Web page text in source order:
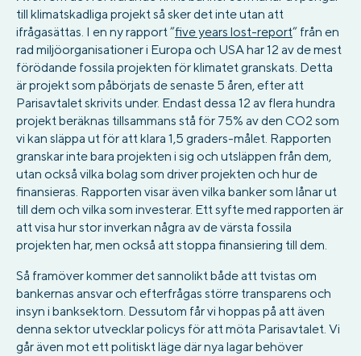
till klimatskadliga projekt så sker det inte utan att
ifrågasättas. I en ny rapport ”five years lost-report” från en
rad miljöorganisationer i Europa och USA har 12 av de mest
förödande fossila projekten för klimatet granskats. Detta
är projekt som påbörjats de senaste 5 åren, efter att
Parisavtalet skrivits under. Endast dessa 12 av flera hundra
projekt beräknas tillsammans stå för 75% av den CO2 som
vi kan släppa ut för att klara 1,5 graders-målet. Rapporten
granskar inte bara projekten i sig och utsläppen från dem,
utan också vilka bolag som driver projekten och hur de
finansieras. Rapporten visar även vilka banker som lånar ut
till dem och vilka som investerar. Ett syfte med rapporten är
att visa hur stor inverkan några av de värsta fossila
projekten har, men också att stoppa finansiering till dem.
Så framöver kommer det sannolikt både att tvistas om
bankernas ansvar och efterfrågas större transparens och
insyn i banksektorn. Dessutom får vi hoppas på att även
denna sektor utvecklar policys för att möta Parisavtalet. Vi
går även mot ett politiskt läge där nya lagar behöver